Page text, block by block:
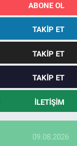
ABONE OL
TAKIP ET
TAKIP ET
TAKIP ET
İLETIŞIM
09.08.2026